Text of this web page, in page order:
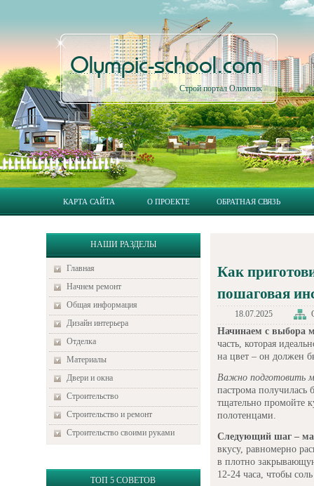
Olympic-school.com
Строй портал Олимпик
КАРТА САЙТА О ПРОЕКТЕ ОБРАТНАЯ СВЯЗЬ
НАШИ РАЗДЕЛЫ
Главная
Начнем ремонт
Общая информация
Дизайн интерьера
Отделка
Материалы
Двери и окна
Строительство
Строительство и ремонт
Строительство своими руками
ТОП 5 СОВЕТОВ
Как
пошаговая
18.07.2025
Начинаем с выбора
часть, которая
на цвет – он должен
Важно подготовить
пастрома получилась
тщательно промойте
полотенцами.
Следующий шаг –
вкусу, равномерно
в плотно
12-24 часа, чтобы